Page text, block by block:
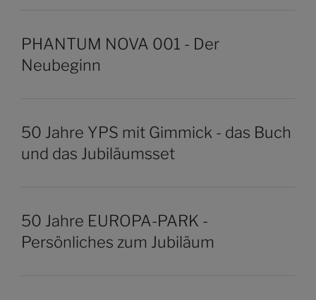
PHANTUM NOVA 001 - Der
Neubeginn
50 Jahre YPS mit Gimmick - das Buch
und das Jubiläumsset
50 Jahre EUROPA-PARK -
Persönliches zum Jubiläum